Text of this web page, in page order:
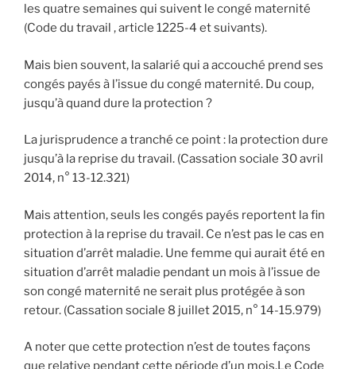
les quatre semaines qui suivent le congé maternité
(Code du travail , article 1225-4 et suivants).
Mais bien souvent, la salarié qui a accouché prend ses
congés payés à l’issue du congé maternité. Du coup,
jusqu’à quand dure la protection ?
La jurisprudence a tranché ce point : la protection dure
jusqu’à la reprise du travail. (Cassation sociale 30 avril
2014, n° 13-12.321)
Mais attention, seuls les congés payés reportent la fin
protection à la reprise du travail. Ce n’est pas le cas en
situation d’arrêt maladie. Une femme qui aurait été en
situation d’arrêt maladie pendant un mois à l’issue de
son congé maternité ne serait plus protégée à son
retour. (Cassation sociale 8 juillet 2015, n° 14-15.979)
A noter que cette protection n’est de toutes façons
que relative pendant cette période d’un mois.Le Code